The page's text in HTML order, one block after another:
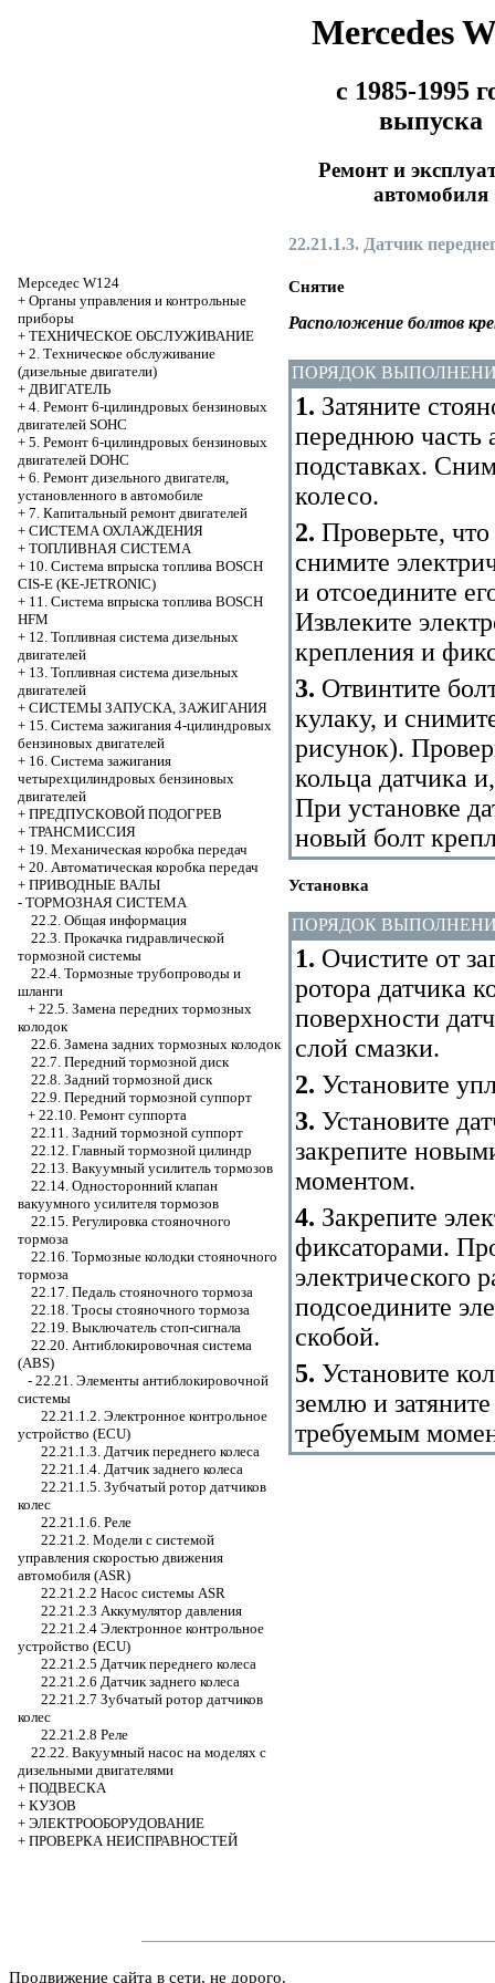
Mercedes
с 1985-1995
выпуска
Ремонт и
автомобиля
Мерседес W124
+ Органы управления и контрольные
приборы
+ ТЕХНИЧЕСКОЕ ОБСЛУЖИВАНИЕ
+ 2. Техническое обслуживание
(дизельные двигатели)
+ ДВИГАТЕЛЬ
+ 4. Ремонт 6-цилиндровых бензиновых
двигателей SOHC
+ 5. Ремонт 6-цилиндровых бензиновых
двигателей DOHC
+ 6. Ремонт дизельного двигателя,
установленного в автомобиле
+ 7. Капитальный ремонт двигателей
+ СИСТЕМА ОХЛАЖДЕНИЯ
+ ТОПЛИВНАЯ СИСТЕМА
+ 10. Система впрыска топлива BOSCH
CIS-E (KE-JETRONIC)
+ 11. Система впрыска топлива BOSCH
HFM
+ 12. Топливная система дизельных
двигателей
+ 13. Топливная система дизельных
двигателей
+ СИСТЕМЫ ЗАПУСКА, ЗАЖИГАНИЯ
+ 15. Система зажигания 4-цилиндровых
бензиновых двигателей
+ 16. Система зажигания
четырехцилиндровых бензиновых
двигателей
+ ПРЕДПУСКОВОЙ ПОДОГРЕВ
+ ТРАНСМИССИЯ
+ 19. Механическая коробка передач
+ 20. Автоматическая коробка передач
+ ПРИВОДНЫЕ ВАЛЫ
- ТОРМОЗНАЯ СИСТЕМА
22.2. Общая информация
22.3. Прокачка гидравлической
тормозной системы
22.4. Тормозные трубопроводы и
шланги
+ 22.5. Замена передних тормозных
колодок
22.6. Замена задних тормозных колодок
22.7. Передний тормозной диск
22.8. Задний тормозной диск
22.9. Передний тормозной суппорт
+ 22.10. Ремонт суппорта
22.11. Задний тормозной суппорт
22.12. Главный тормозной цилиндр
22.13. Вакуумный усилитель тормозов
22.14. Односторонний клапан
вакуумного усилителя тормозов
22.15. Регулировка стояночного
тормоза
22.16. Тормозные колодки стояночного
тормоза
22.17. Педаль стояночного тормоза
22.18. Тросы стояночного тормоза
22.19. Выключатель стоп-сигнала
22.20. Антиблокировочная система
(ABS)
- 22.21. Элементы антиблокировочной
системы
22.21.1.2. Электронное контрольное
устройство (ECU)
22.21.1.3. Датчик переднего колеса
22.21.1.4. Датчик заднего колеса
22.21.1.5. Зубчатый ротор датчиков
колес
22.21.1.6. Реле
22.21.2. Модели с системой
управления скоростью движения
автомобиля (ASR)
22.21.2.2 Насос системы ASR
22.21.2.3 Аккумулятор давления
22.21.2.4 Электронное контрольное
устройство (ECU)
22.21.2.5 Датчик переднего колеса
22.21.2.6 Датчик заднего колеса
22.21.2.7 Зубчатый ротор датчиков
колес
22.21.2.8 Реле
22.22. Вакуумный насос на моделях с
дизельными двигателями
+ ПОДВЕСКА
+ КУЗОВ
+ ЭЛЕКТРООБОРУДОВАНИЕ
+ ПРОВЕРКА НЕИСПРАВНОСТЕЙ
22.21.1.3. Датчик
Снятие
Расположение болтов
ПОРЯДОК
1. Затяните
переднюю часть
подставках.
колесо.
2. Проверьте,
снимите
и отсоедините
Извлеките
крепления и
3. Отвинтите
кулаку, и
рисунок).
кольца датчика
При установке
новый болт
Установка
ПОРЯДОК
1. Очистите от
ротора датчика
поверхности
слой смазки.
2. Установите
3. Установите
закрепите
моментом.
4. Закрепите
фиксаторами.
электрического
подсоедините
скобой.
5. Установите
землю и
требуемым
Продвижение сайта в сети, не дорого.